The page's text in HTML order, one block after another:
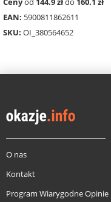
EAN: 5900811862611
SKU: OI_380564652
O nas
Kontakt
Program Wiarygodne Opinie